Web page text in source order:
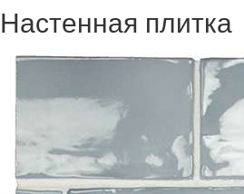
Настенная плитка